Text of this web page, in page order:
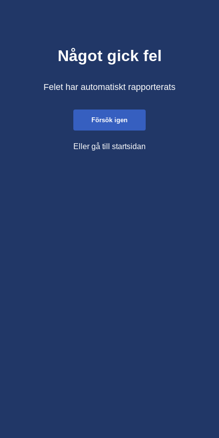
Något gick fel
Felet har automatiskt rapporterats
Försök igen
Eller gå till startsidan